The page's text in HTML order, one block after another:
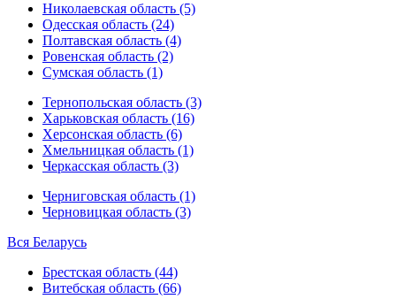
Николаевская область (5)
Одесская область (24)
Полтавская область (4)
Ровенская область (2)
Сумская область (1)
Тернопольская область (3)
Харьковская область (16)
Херсонская область (6)
Хмельницкая область (1)
Черкасская область (3)
Черниговская область (1)
Черновицкая область (3)
Вся Беларусь
Брестская область (44)
Витебская область (66)